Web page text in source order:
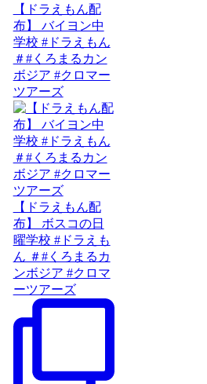
【ドラえもん配
布】 バイヨン中
学校 #ドラえもん
＃#くろまるカン
ボジア #クロマー
ツアーズ
【ドラえもん配
布】 ボスコの日
曜学校 #ドラえも
ん ＃#くろまるカ
ンボジア #クロマ
ーツアーズ